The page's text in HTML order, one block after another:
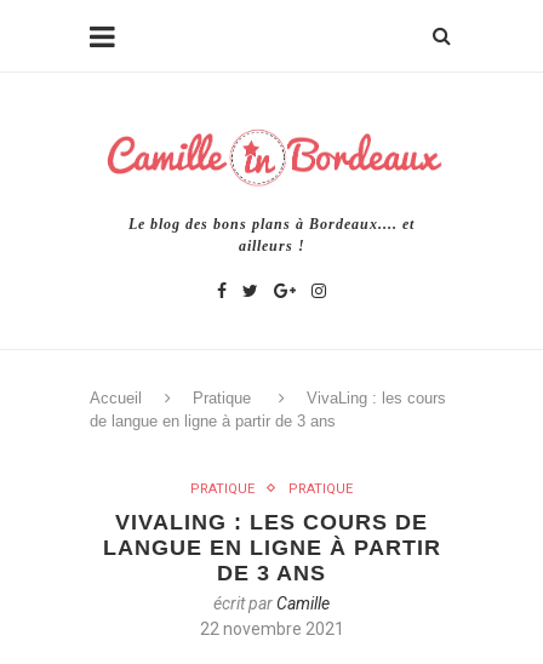
Le blog des bons plans à Bordeaux.... et
ailleurs !
Accueil Pratique
VivaLing : les cours
de langue en ligne à partir de 3 ans
PRATIQUE PRATIQUE
VIVALING : LES COURS DE
LANGUE EN LIGNE À PARTIR
DE 3 ANS
écrit parCamille
22 novembre 2021